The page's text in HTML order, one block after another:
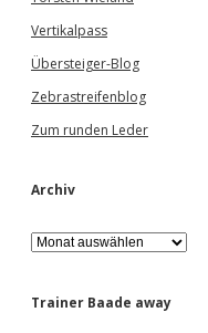
Vertikalpass
Übersteiger-Blog
Zebrastreifenblog
Zum runden Leder
Archiv
A
r
h
Trainer Baade away